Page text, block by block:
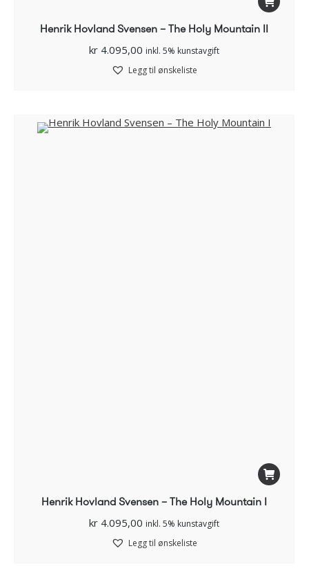
Henrik Hovland Svensen – The Holy Mountain II
kr 4.095,00 inkl. 5% kunstavgift
Legg til ønskeliste
Henrik Hovland Svensen – The Holy Mountain I
kr 4.095,00 inkl. 5% kunstavgift
Legg til ønskeliste